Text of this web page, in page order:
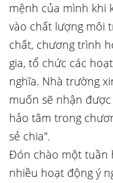
mệnh của mình khi
vào chất lượng môi
chất, chương trình
gia, tổ chức các
nghĩa. Nhà trường
muốn sẽ nhận
hảo tâm trong
sẻ chia".
Đón chào một tuần
nhiều hoạt động ý